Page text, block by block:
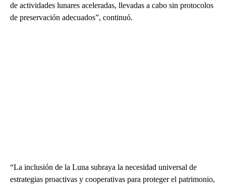
de actividades lunares aceleradas, llevadas a cabo sin protocolos
de preservación adecuados”, continuó.
“La inclusión de la Luna subraya la necesidad universal de
estrategias proactivas y cooperativas para proteger el patrimonio,